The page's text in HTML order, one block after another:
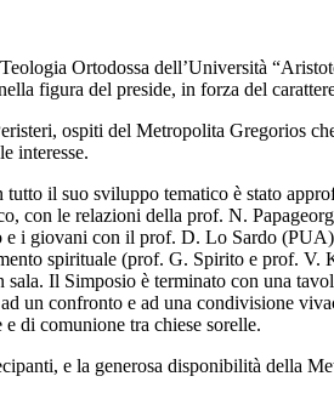
Ortodossa dell’Università
figura del preside, in forza del
ospiti del Metropolita Gregorios
interesse.
tutto il suo sviluppo tematico è stato
con le relazioni della prof. N.
i giovani con il prof. D. Lo Sardo
spirituale (prof. G. Spirito e prof. V.
Il Simposio è terminato con una
un confronto e ad una condivisione
di comunione tra chiese sorelle.
e la generosa disponibilità della